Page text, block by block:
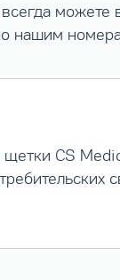
можете
нашим
щетки CS